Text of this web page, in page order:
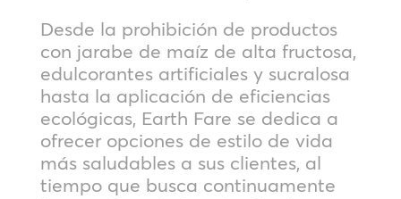
Desde la prohibición de productos
con jarabe de maíz de alta fructosa,
edulcorantes artificiales y sucralosa
hasta la aplicación de eficiencias
ecológicas, Earth Fare se dedica a
ofrecer opciones de estilo de vida
más saludables a sus clientes, al
tiempo que busca continuamente